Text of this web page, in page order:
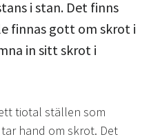
i stan. Det finns
finnas gott om skrot i
in sitt skrot i
tiotal ställen som
hand om skrot. Det